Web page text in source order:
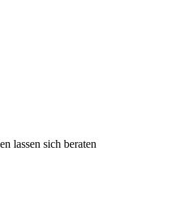
lassen sich beraten